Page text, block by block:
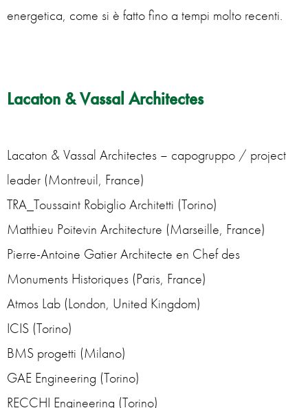
energetica, come si è fatto fino a tempi molto recenti.
Lacaton & Vassal Architectes
Lacaton & Vassal Architectes – capogruppo / project
leader (Montreuil, France)
TRA_Toussaint Robiglio Architetti (Torino)
Matthieu Poitevin Architecture (Marseille, France)
Pierre-Antoine Gatier Architecte en Chef des
Monuments Historiques (Paris, France)
Atmos Lab (London, United Kingdom)
ICIS (Torino)
BMS progetti (Milano)
GAE Engineering (Torino)
RECCHI Engineering (Torino)